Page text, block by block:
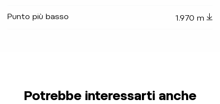
Punto più basso 1.970 m
Potrebbe interessarti anche